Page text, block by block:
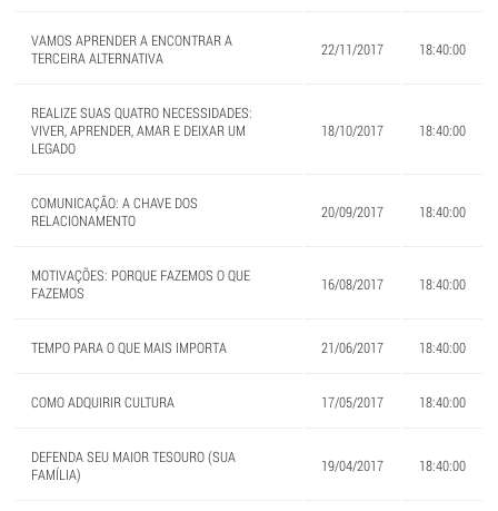
VAMOS APRENDER A ENCONTRAR A
TERCEIRA ALTERNATIVA
22/11/2017 18:40:00
REALIZE SUAS QUATRO NECESSIDADES:
VIVER, APRENDER, AMAR E DEIXAR UM
LEGADO
18/10/2017 18:40:00
COMUNICAÇÃO: A CHAVE DOS
RELACIONAMENTO
20/09/2017 18:40:00
MOTIVAÇÕES: PORQUE FAZEMOS O QUE
FAZEMOS
16/08/2017 18:40:00
TEMPO PARA O QUE MAIS IMPORTA 21/06/2017 18:40:00
COMO ADQUIRIR CULTURA 17/05/2017 18:40:00
DEFENDA SEU MAIOR TESOURO (SUA
FAMÍLIA)
19/04/2017 18:40:00